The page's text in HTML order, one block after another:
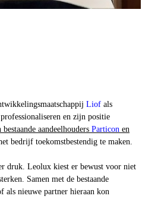
Liof als
en zijn positie
aandeelhouders Particon en
bedrijf toekomstbestendig te maken.
druk. Leolux kiest er bewust voor niet
Samen met de bestaande
als nieuwe partner hieraan kon